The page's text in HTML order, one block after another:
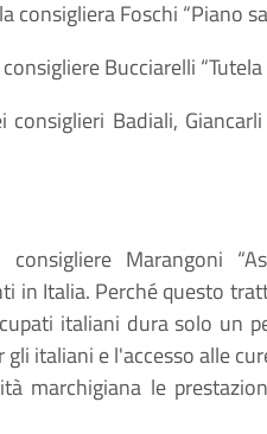
consigliera Foschi “Piano
Bucciarelli
consiglieri Badiali,
consigliere Marangoni
in Italia. Perché questo
italiani dura solo un
italiani e l'accesso alle
marchigiana le